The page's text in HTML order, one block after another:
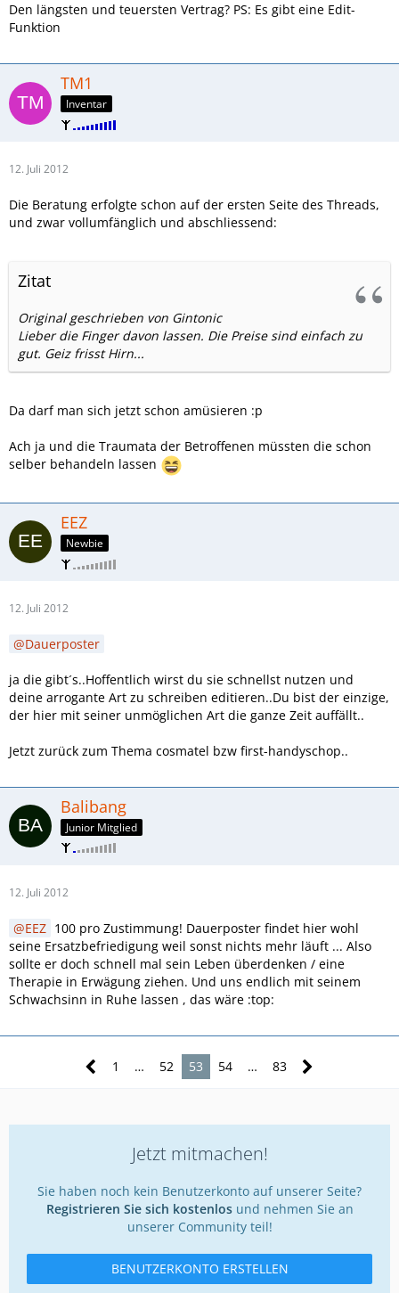
Den längsten und teuersten Vertrag? PS: Es gibt eine Edit-
Funktion
TM1
Inventar
12. Juli 2012
Die Beratung erfolgte schon auf der ersten Seite des Threads,
und zwar vollumfänglich und abschliessend:
Zitat
Original geschrieben von Gintonic
Lieber die Finger davon lassen. Die Preise sind einfach zu
gut. Geiz frisst Hirn...
Da darf man sich jetzt schon amüsieren :p
Ach ja und die Traumata der Betroffenen müssten die schon
selber behandeln lassen
EEZ
Newbie
12. Juli 2012
Dauerposter
ja die gibt´s..Hoffentlich wirst du sie schnellst nutzen und
deine arrogante Art zu schreiben editieren..Du bist der einzige,
der hier mit seiner unmöglichen Art die ganze Zeit auffällt..
Jetzt zurück zum Thema cosmatel bzw first-handyschop..
Balibang
Junior Mitglied
12. Juli 2012
EEZ 100 pro Zustimmung! Dauerposter findet hier wohl
seine Ersatzbefriedigung weil sonst nichts mehr läuft ... Also
sollte er doch schnell mal sein Leben überdenken / eine
Therapie in Erwägung ziehen. Und uns endlich mit seinem
Schwachsinn in Ruhe lassen , das wäre :top:
1 … 52 53 54 … 83
Jetzt mitmachen!
Sie haben noch kein Benutzerkonto auf unserer Seite?
Registrieren Sie sich kostenlosund nehmen Sie an
unserer Community teil!
BENUTZERKONTO ERSTELLEN